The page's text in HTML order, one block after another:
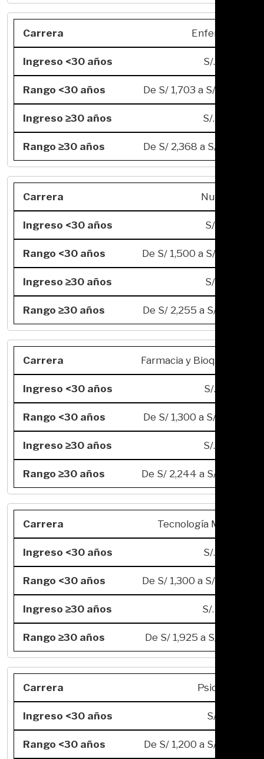
Enfermería
S/. 3,894
De S/ 1,703 a S/ 6,774
S/. 4,784
De S/ 2,368 a S/ 7,773
Nutrición
S/. 3,738
De S/ 1,500 a S/ 6,897
S/. 4,913
De S/ 2,255 a S/ 8,227
Farmacia y Bioquímica
S/. 3,047
De S/ 1,300 a S/ 5,203
S/. 5,479
De S/ 2,244 a S/ 9,237
Tecnología Médica
S/. 3,045
De S/ 1,300 a S/ 5,660
S/. 4,480
De S/ 1,925 a S/ 7,612
Psicología
S/. 2,731
De S/ 1,200 a S/ 4,701